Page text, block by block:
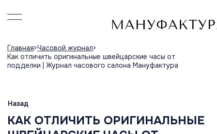
Главная Часовой журнал
Как отличить оригинальные швейцарские часы от
подделки | Журнал часового салона Мануфактура
Назад
КАК ОТЛИЧИТЬ ОРИГИНАЛЬНЫЕ